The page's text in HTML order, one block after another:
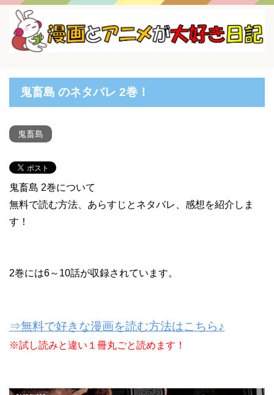
鬼畜島 のネタバレ 2巻！
鬼畜島
鬼畜島 2巻について
無料で読む方法、あらすじとネタバレ、感想を紹介しま
す！
2巻には6～10話が収録されています。
⇒無料で好きな漫画を読む方法はこちら♪
※試し読みと違い１冊丸ごと読めます！